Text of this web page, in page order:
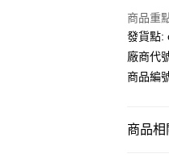
PayMe
商品重
發貨點:
廠商代
商品編
商品相